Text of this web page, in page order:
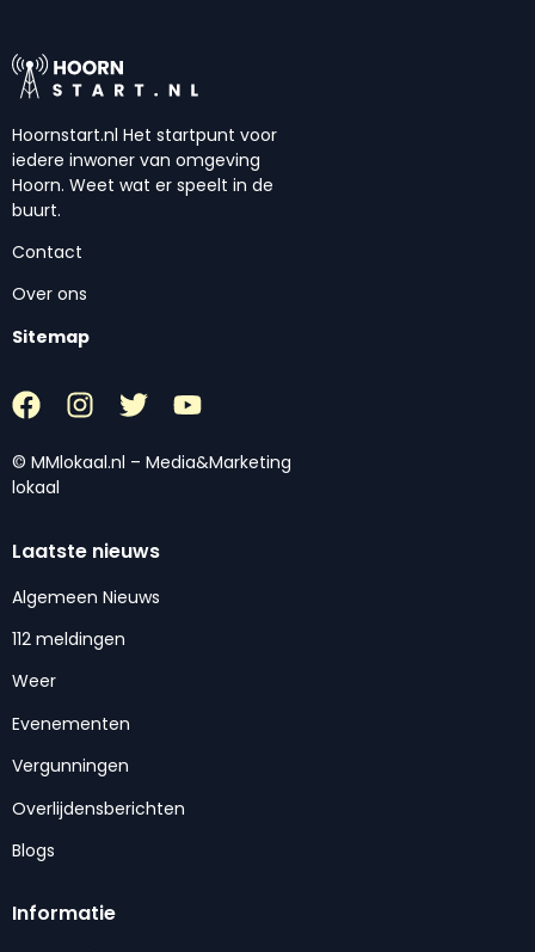
Hoornstart.nl Het startpunt voor
iedere inwoner van omgeving
Hoorn. Weet wat er speelt in de
buurt.
Contact
Over ons
Sitemap
© MMlokaal.nl – Media&Marketing
lokaal
Laatste nieuws
Algemeen Nieuws
112 meldingen
Weer
Evenementen
Vergunningen
Overlijdensberichten
Blogs
Informatie